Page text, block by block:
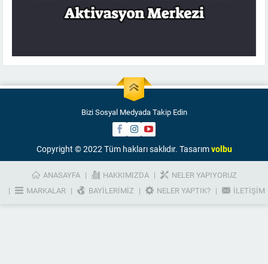
Bizi Sosyal Medyada Takip Edin
Copyright © 2022 Tüm hakları saklıdır. Tasarımvolbu
ANASAYFA HAKKIMIZDA
NELER YAPIYORUZ
MARKALAR
BAYILERIMIZ NELER YAPTIK? İLETIŞIM